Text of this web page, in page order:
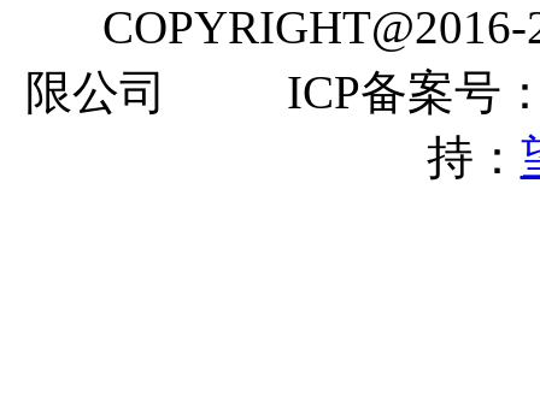
COPYRIGHT@2016-
限公司 ICP备案号
持：